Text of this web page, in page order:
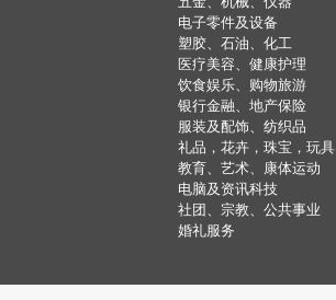
电子零件及设备
塑胶、石油、化工
医疗美容、健康护理
饮食娱乐、购物旅游
银行金融、地产保险
服装及配饰、纺织品
礼品，花卉，珠宝，玩具
教育、艺术、康体运动
电脑及资讯科技
社团、宗教、公共事业
婚礼服务